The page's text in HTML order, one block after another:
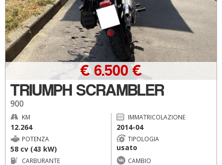
TRIUMPH SCRAMBLER
900
€ 6.500 €
KM
12.264
IMMATRICOLAZIONE
2014-04
POTENZA
58 cv (43 kW)
TIPOLOGIA
usato
CARBURANTE CAMBIO